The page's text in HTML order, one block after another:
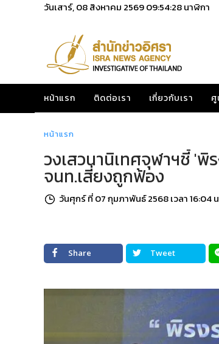
วันเสาร์, 08 สิงหาคม 256909:54:29นาฬิกา
หน้าแรก ติดต่อเรา เกี่ยวกับเรา ศู
หน้าแรก
วงเสวนานิเทศจุฬาฯชี้ 'พิ
จนท.เสี่ยงถูกฟ้อง
วันศุกร์ ที่ 07 กุมภาพันธ์ 2568 เวลา 16:04
Share Tweet